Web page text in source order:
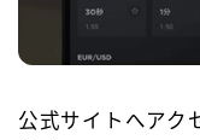
公式サイトへアク